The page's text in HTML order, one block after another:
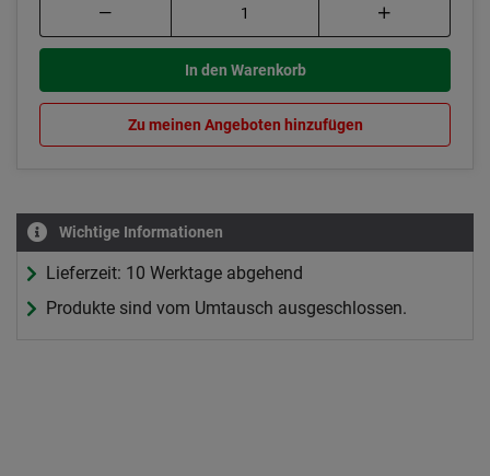
In den Warenkorb
Zu meinen Angeboten hinzufügen
Wichtige Informationen
Lieferzeit: 10 Werktage abgehend
Produkte sind vom Umtausch ausgeschlossen.